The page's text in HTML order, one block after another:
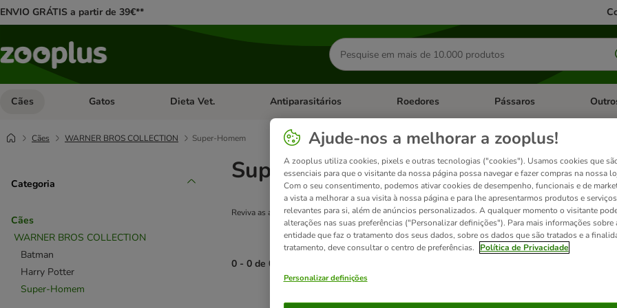
ENVIO GRÁTIS a partir de 39€**
Pesquisar
produtos
Cães Abrir menu de categoria: Cães
Gatos Abrir menu de categoria: Gatos
Dieta Vet. Abrir menu de categoria: Dieta Vet.
Antiparasitários Abrir menu de categoria: Antiparasitários
Roedores Abrir menu de categoria:
Pássaros Abrir
Cães WARNER BROS COLLECTION Super-Homem
Categoria
Cães
WARNER BROS COLLECTION
Batman
Harry Potter
Super-Homem
Super-Homem
Reviva as aventuras do seu herói favorito com os seu parceiro patudo
0 - 0 de 0 resultados
Ajude-nos a melhorar a zooplus!
A zooplus utiliza cookies, pixels e outras tecnologias ("cookies"). Usamos cookies que
essenciais para que o visitante da nossa página possa navegar e fazer compras na nossa
Com o seu consentimento, podemos ativar cookies de desempenho, funcionais e de
a vista a melhorar a sua visita à nossa página e para lhe apresentarmos produtos e serviços
relevantes para si, além de anúncios personalizados. A qualquer momento o visitante
alterações nas suas preferências ("Personalizar definições"). Para mais informações sobre
entidade que faz o tratamento dos seus dados, sobre os dados que são tratados e a
tratamento, deve consultar o centro de preferências.
Política de Privacidade
Personalizar definições